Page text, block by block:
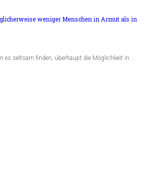
weniger Menschen in Armut als in
es seltsam finden, überhaupt die Möglichkeit in …